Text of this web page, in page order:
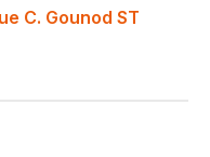
C. Gounod ST